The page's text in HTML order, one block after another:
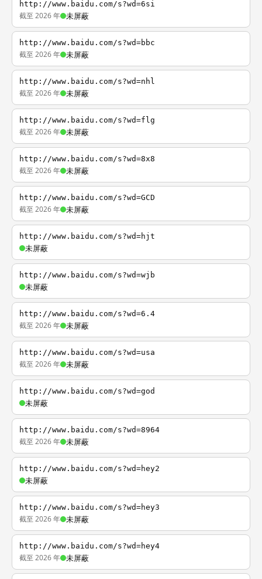
http://www.baidu.com/s?wd=6si
截至 2026 年 未屏蔽
http://www.baidu.com/s?wd=bbc
截至 2026 年 未屏蔽
http://www.baidu.com/s?wd=nhl
截至 2026 年 未屏蔽
http://www.baidu.com/s?wd=flg
截至 2026 年 未屏蔽
http://www.baidu.com/s?wd=8x8
截至 2026 年 未屏蔽
http://www.baidu.com/s?wd=GCD
截至 2026 年 未屏蔽
http://www.baidu.com/s?wd=hjt
未屏蔽
http://www.baidu.com/s?wd=wjb
未屏蔽
http://www.baidu.com/s?wd=6.4
截至 2026 年 未屏蔽
http://www.baidu.com/s?wd=usa
截至 2026 年 未屏蔽
http://www.baidu.com/s?wd=god
未屏蔽
http://www.baidu.com/s?wd=8964
截至 2026 年 未屏蔽
http://www.baidu.com/s?wd=hey2
未屏蔽
http://www.baidu.com/s?wd=hey3
截至 2026 年 未屏蔽
http://www.baidu.com/s?wd=hey4
截至 2026 年 未屏蔽